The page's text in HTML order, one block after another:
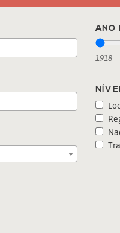
ANO
1918